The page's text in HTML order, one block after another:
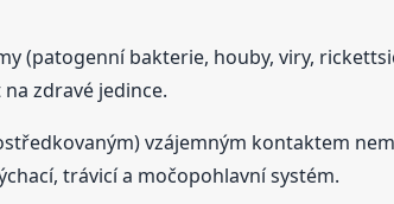
(patogenní bakterie, houby, viry,
zdravé jedince.
vzájemným kontaktem
trávicí a močopohlavní systém.